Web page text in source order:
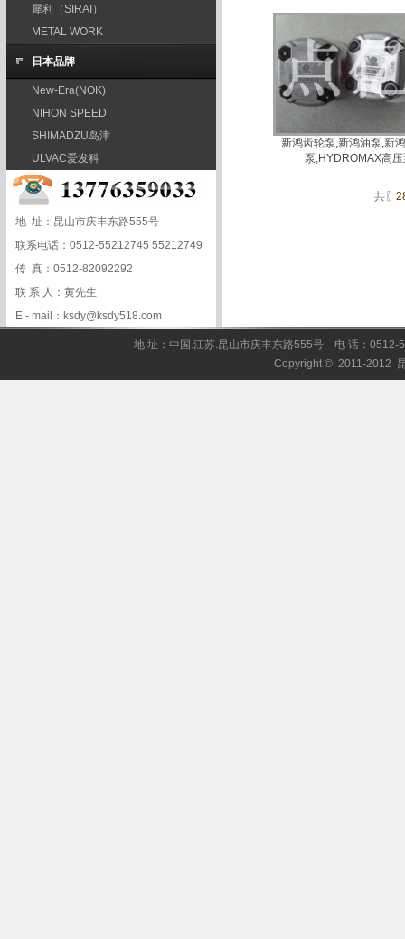
犀利（SIRAI）
METAL WORK
日本品牌
New-Era(NOK)
NIHON SPEED
SHIMADZU岛津
ULVAC爱发科
地 址：昆山市庆丰东路555号
联系电话：0512-55212745 55212749
传 真：0512-82092292
联 系 人：黄先生
E - mail：ksdy@ksdy518.com
新鸿齿轮泵,新鸿油泵,新
泵,HYDROMAX高
共〖
地 址：中国.江苏.昆山市庆丰东路555号 电 话：
Copyright © 2011-2012